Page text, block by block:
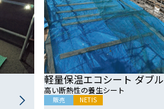
軽量保温エコシート ダブル
高い断熱性の養生シート
販売 NETIS